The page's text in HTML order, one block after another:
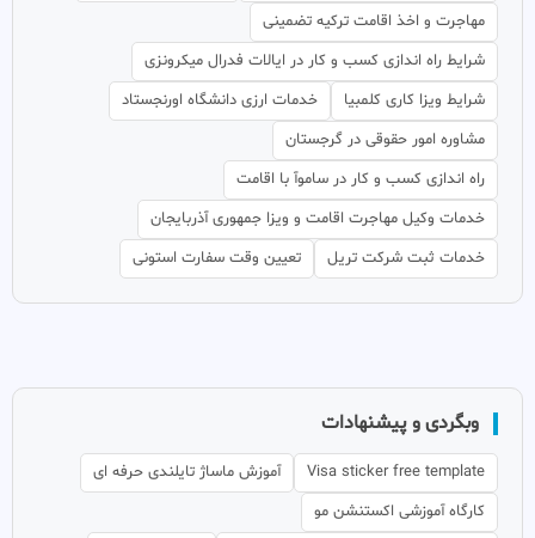
مهاجرت و اخذ اقامت ترکیه تضمینی
شرایط راه اندازی کسب و کار در ایالات فدرال میکرونزی
شرایط ویزا کاری کلمبیا
خدمات ارزی دانشگاه اورنجستاد
مشاوره امور حقوقی در گرجستان
راه اندازی کسب و کار در ساموآ با اقامت
خدمات وکیل مهاجرت اقامت و ویزا جمهوری آذربایجان
خدمات ثبت شرکت تریل
تعیین وقت سفارت استونی
وبگردی و پیشنهادات
Visa sticker free template
آموزش ماساژ تایلندی حرفه ای
کارگاه آموزشی اکستنشن مو